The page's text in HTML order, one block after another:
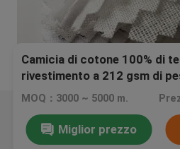
Camicia di cotone 100% di
rivestimento a 212 gsm di
60"
MOQ：3000 ~ 5000 m.
Miglior prezzo